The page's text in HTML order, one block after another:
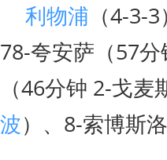
利物浦 （4-3-
78-夸安萨（57
（46分钟 2-戈
波）、8-索博斯